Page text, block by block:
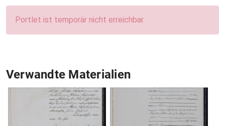
Portlet ist temporär nicht erreichbar.
Verwandte Materialien